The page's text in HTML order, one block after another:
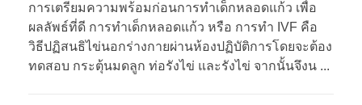
การเตรียมความพร้อมก่อนการทำเด็กหลอดแก้ว เพื่อ
ผลลัพธ์ที่ดี การทำเด็กหลอดแก้ว หรือ การทำ IVF คือ
วิธีปฏิสนธิไข่นอกร่างกายผ่านห้องปฏิบัติการโดยจะต้อง
ทดสอบ กระตุ้นมดลูก ท่อรังไข่ และรังไข่ จากนั้นจึงน ...